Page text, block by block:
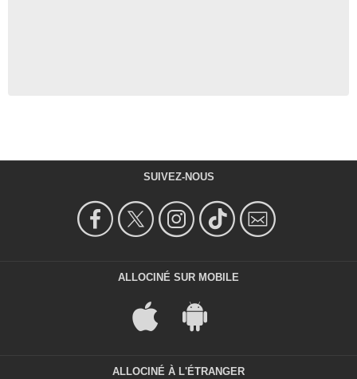
SUIVEZ-NOUS
ALLOCINÉ SUR MOBILE
ALLOCINÉ À L'ÉTRANGER